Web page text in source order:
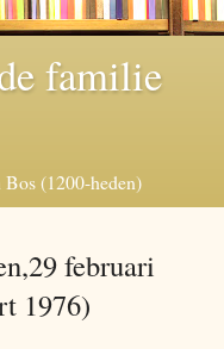
familie
(1200-heden)
februari
1976)